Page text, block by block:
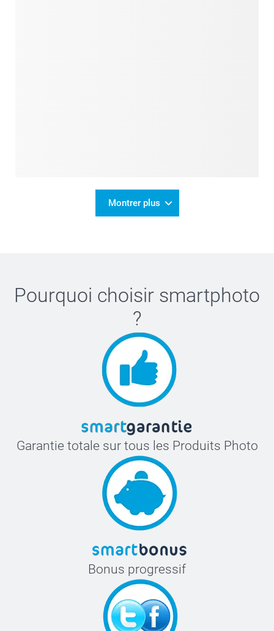
Montrer plus
Pourquoi choisir smartphoto
?
Garantie totale sur tous les Produits Photo
Bonus progressif